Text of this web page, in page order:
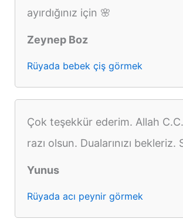
ayırdığınız için 🌸
Zeynep Boz
Rüyada bebek çiş görmek
Çok teşekkür ederim. Allah
razı olsun. Dualarınızı bekleriz.
Yunus
Rüyada acı peynir görmek